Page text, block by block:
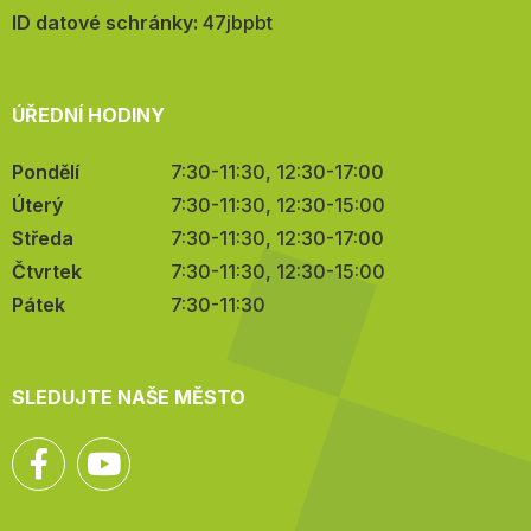
mail:
ID datové schránky: 47jbpbt
ÚŘEDNÍ HODINY
Pondělí
7:30-11:30, 12:30-17:00
Úterý
7:30-11:30, 12:30-15:00
Středa
7:30-11:30, 12:30-17:00
Čtvrtek
7:30-11:30, 12:30-15:00
Pátek
7:30-11:30
SLEDUJTE NAŠE MĚSTO
Facebook